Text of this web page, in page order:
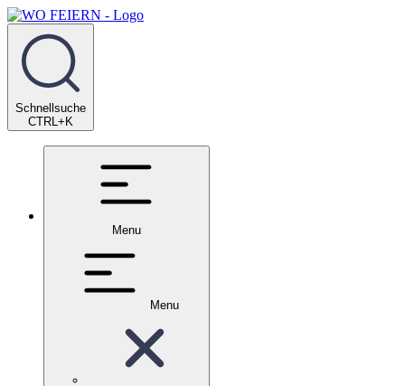
Schnellsuche
CTRL+K
Menu
Menu